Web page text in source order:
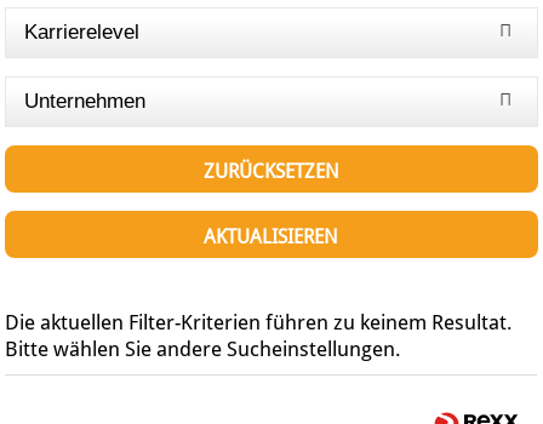
Karrierelevel
Unternehmen
ZURÜCKSETZEN
AKTUALISIEREN
Die aktuellen Filter-Kriterien führen zu keinem Resultat.
Bitte wählen Sie andere Sucheinstellungen.